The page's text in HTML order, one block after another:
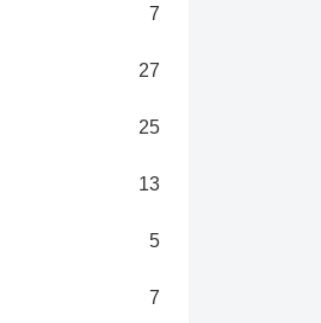
7
27
25
13
5
7